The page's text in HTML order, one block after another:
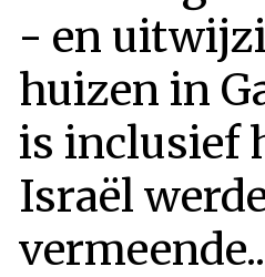
- en
huizen in
is inclusief
Israël